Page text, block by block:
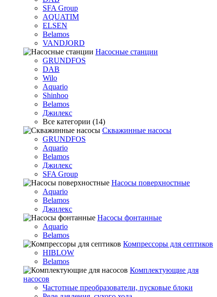
SFA Group
AQUATIM
ELSEN
Belamos
VANDJORD
Насосные станции
GRUNDFOS
DAB
Wilo
Aquario
Shinhoo
Belamos
Джилекс
Все категории (14)
Скважинные насосы
GRUNDFOS
Aquario
Belamos
Джилекс
SFA Group
Насосы поверхностные
Aquario
Belamos
Джилекс
Насосы фонтанные
Aquario
Belamos
Компрессоры для септиков
HIBLOW
Belamos
Комплектующие для
насосов
Частотные преобразователи, пусковые блоки